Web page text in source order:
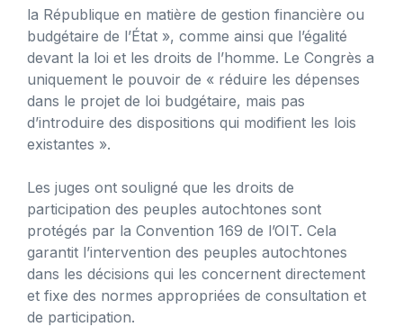
la République en matière de gestion financière ou
budgétaire de l’État », comme ainsi que l’égalité
devant la loi et les droits de l’homme. Le Congrès a
uniquement le pouvoir de « réduire les dépenses
dans le projet de loi budgétaire, mais pas
d’introduire des dispositions qui modifient les lois
existantes ».
Les juges ont souligné que les droits de
participation des peuples autochtones sont
protégés par la Convention 169 de l’OIT. Cela
garantit l’intervention des peuples autochtones
dans les décisions qui les concernent directement
et fixe des normes appropriées de consultation et
de participation.